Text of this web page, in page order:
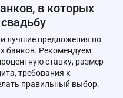
в которых
лучшие предложения по
банков. Рекомендуем
ставку, размер
требования к
правильный выбор.